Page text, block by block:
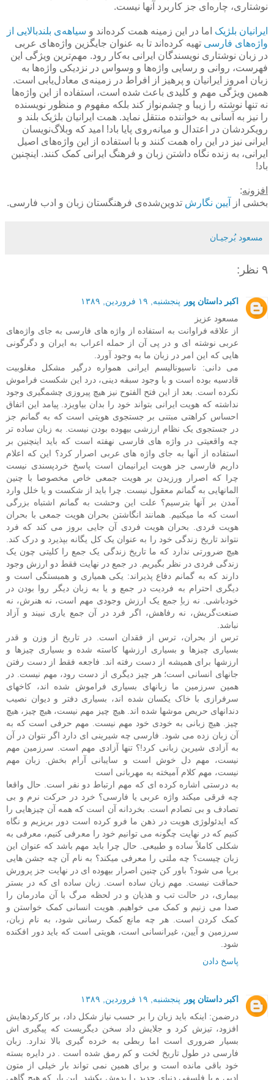
نوشتاری، چاره‌ای جز کاربرد آنها نیست.
ایرانیان بلژیک اما در این زمینه همت کرده‌اند و سیاهه‌ی بلندبالایی از
واژه‌های فارسی تهیه کرده‌اند تا به عنوان جایگزین واژه‌های عربی
در زبان نوشتاری نویسندگان ایرانی به‌کار رود. مهم‌ترین ویژگی این
فهرست، روانی و رسایی واژه‌ها و وسواس در نزدیکی واژه‌ها به
زبان امروز ایرانیان و پرهیز از افراط در زمینه‌ی معادل‌یابی است.
همین ویژگی مهم و کلیدی باعث شده است، استفاده از این واژه‌ها
نه تنها نوشته را زیبا و چشم‌نواز کند بلکه مفهوم و منظور نویسنده
را نیز به آسانی به خواننده منتقل نماید. همت ایرانیان بلژیک بلند و
رویکردشان در اعتدال و میانه‌روی پایا باد! امید که وبلاگ‌نویسان
ایرانی نیز در این راه همت کنند و با استفاده از این واژه‌های اصیل
ایرانی، به زنده نگاه داشتن زبان و فرهنگ ایرانی کمک کنند. اینچنین
باد!
افزونه:
بخشی از
آیین نگارش تدوین‌شده‌ی فرهنگستان زبان و ادب فارسی.
مسعود بُرجيـان
۹ نظر:
اکبر داستان پور
پنجشنبه, ۱۹ فروردین, ۱۳۸۹
مسعود عزیز
از علاقه فراوانت به استفاده از واژه ‌های فارسی به‌ جای واژه‌های
عربی نوشته ای و در پی آن از حمله اعراب به ایران و دگرگونی
هایی که این امر در زبان ما به وجود آورد.
می دانی: ناسیونالیسم ایرانی همواره درگیر مشکل مغلوبیت
قادسیه بوده است و با وجود سبقه‌ دینی، درد این شکست فراموش
نکرده است. بعد از این فتح الفتوح نیز هیچ پیروزی چشمگیری وجود
نداشته که هویت ایرانی بتواند خود را بدان بیاویزد. پیامد این اتفاق
احساس کراهتی مبتنی بر جستجوی هویتی است که به گمانم جز
در جستجوی یک نظام ارزشی بیهوده بودن نیست. به زبان ساده تر
چه واقعیتی در واژه های فارسی نهفته است که باید اینچنین بر
استفاده از آنها به جای واژه های عربی اصرار کرد؟ این که اعلام
داریم فارسی جز هویت ایرانیمان است پاسخ خردپسندی نیست
چرا که اصرار ورزیدن بر هویت جمعی خاص مخصوصا با چنین
المانهایی به گمانم معقول نیست. چرا باید از شکست و یا خلل وارد
آمدن بر آنها بترسیم؟ علت این وحشت به گمانم اشتباه بزرگی
است که ما میکنیم. همانند انگاشتن بحران هویت جمعی با بحران
هویت فردی. بحران هویت فردی آن جایی بروز می ‌کند که فرد
نتواند تاریخ زندگی خود را به‌ عنوان یک کل یگانه بپذیرد و درک کند.
هیچ ضرورتی ندارد که ما تاریخ زندگی یک جمع را کلیتی چون یک
زندگی فردی در نظر بگیریم. در جمع در نهایت فقط دو ارزش وجود
دارند که به گمانم دفاع ‌پذیراند: یکی همیاری و همبستگی است و
دیگری احترام به فردیت در جمع و یا به زبان دیگر روا بودن در
خودباشی. نه زباِ جمع یک ارزش وجودی مهم است، نه هنرش، نه
صنعت‌گریش، نه رفاهش، اگر فرد در آن جمع یاری نبیند و آزاد
نباشد.
ترس از بحران، ترس از فقدان است. در تاریخ از وزن و قدر
بسیاری چیزها و بسیاری ارزشها کاسته شده و بسیاری چیزها و
ارزشها برای همیشه از دست رفته ‌اند. فاجعه فقط از دست رفتن
جانهای انسانی است؛ هر چیز دیگری از دست رود، مهم نیست. در
همین سرزمین ما زبانهای بسیاری فراموش شده ‌اند، کاخهای
سرفرازی با خاک یکسان شده‌ اند، بسیاری دفتر و دیوان نصیب
دندانهای حریص موشها شده ‌اند. هیچ چیز مهم نیست، هیچ چیز، هیچ
چیز. هیچ زبانی به خودی خود مهم نیست. مهم حرفی است که به
آن زبان زده می‌ شود. فارسی چه شیرینی ای دارد اگر نتوان در آن
به آزادی شیرین ‌زبانی کرد!؟ تنها آزادی مهم است. سرزمین مهم
نیست، مهم دل خوش است و سایبانی آرام ‌بخش. زبان مهم
نیست، مهم کلام آمیخته به مهربانی است
به درستی اشاره کرده ای که مهم ارتباط دو نفر است. حال واقعا
چه فرقی میکند واژه عربی یا فارسی؟ خرد در حرکت نرم و بی‌
تصادف و بی‌ تصادم است. بخردانه آن است که همه‌ آن چیزهایی را
که ایدئولوژی هویت در ذهن ما فرو کرده است دور بریزیم و نگاه
کنیم که در نهایت چگونه می ‌توانیم خود را معرفی کنیم، معرفی به
شکلی کاملاً ساده و طبیعی. حال چرا باید مهم باشد که عنوان این
زبان چیست؟ چه ملتی را معرفی میکند؟ به نام آن چه جشن هایی
برپا می شود؟ باور کن چنین اصرار بیهوده ای در نهایت جز پرورش
حماقت نیست. مهم زبان ساده است. زبان ساده ‌ای که در بستر
بیماری، در حالت تب و هذیان و در لحظه مرگ با آن مادرمان را
صدا می ‌زنیم و کمک می ‌خواهیم. هویت انسانی کمک خواستن و
کمک کردن است. هر چه مانع کمک رسانی شود، به نام زبان،
سرزمین و آیین، غیرانسانی است، هویتی است که باید دور افکنده
شود.
پاسخ دادن
اکبر داستان پور
پنجشنبه, ۱۹ فروردین, ۱۳۸۹
درضمن: اینکه باید زبان را بر حسب نیاز شکل داد، بر کارکردهایش
افزود، تیزش کرد و جلایش داد سخن دیگریست که پیگیری اش
بسیار ضروری است اما ربطی به خرده گیری بالا ندارد. زبان
فارسی در طول تاریخ لخت و کم رمق شده است . در دایره بسته
خود باقی مانده است و برای همین نمی تواند بار خیلی از متون
ادبی و یا فلسفی دنیای جدید را بدوش بکشد. این بار که هیچ گاهی